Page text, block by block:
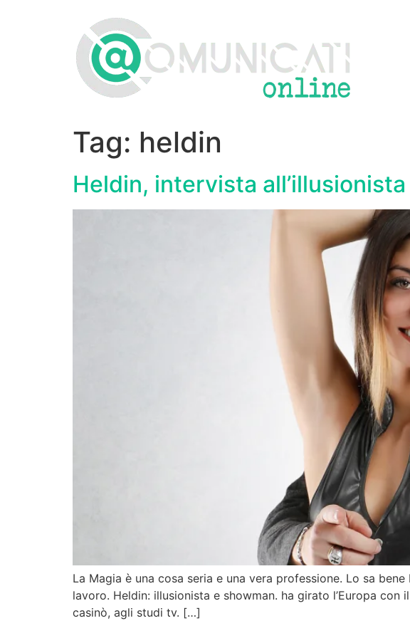
Tag: heldin
Heldin, intervista
La Magia è una cosa seria e una vera professione. Lo sa
lavoro. Heldin: illusionista e showman. ha girato l’Europa
casinò, agli studi tv. […]